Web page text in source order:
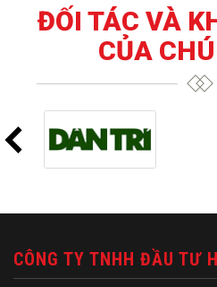
ĐỐI TÁC VÀ
CỦA
CÔNG TY TNHH ĐẦU TƯ